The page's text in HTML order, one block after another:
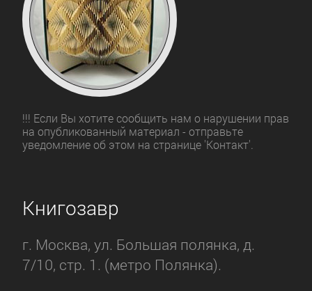
!!! Если Вы хотите сообщить нам о нарушении прав
на опубликованный материал - отправьте
уведомление об этом на странице 'Контакт'.
Книгозавр
г. Москва, ул. Большая полянка, д.
7/10, стр. 1. (метро Полянка).